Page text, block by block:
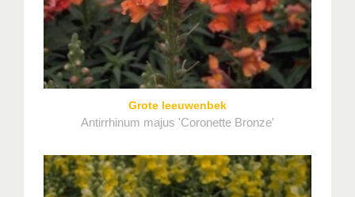
Grote leeuwenbek
Antirrhinum majus 'Coronette Bronze'